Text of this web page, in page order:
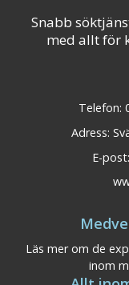
Snabb
med allt för
Telefon:
Adress:
E-post:
Läs mer om de
inom